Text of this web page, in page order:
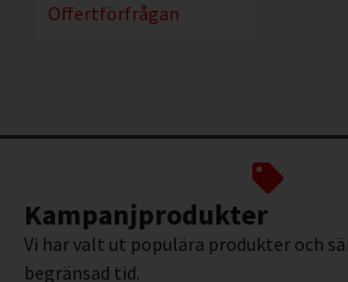
Offertförfrågan
Kampanjprodukter
Vi har valt ut populära produkter och
begränsad tid.